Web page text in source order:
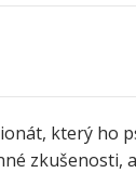
který ho
zkušenosti,